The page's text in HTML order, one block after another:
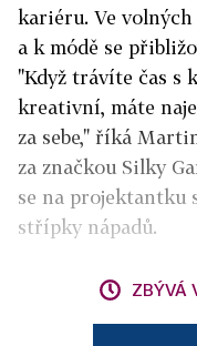
kariéru. Ve
a k módě se
"Když trávíte čas s
kreativní, máte
za sebe," říká
za značkou Silky
se na projektantku
střípky nápadů.
ZBÝVÁ